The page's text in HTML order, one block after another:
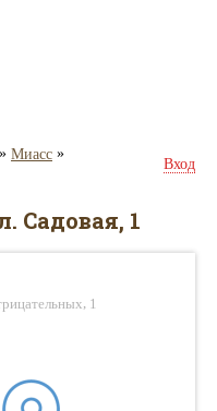
» Миасс »
Вход
Садовая, 1
1